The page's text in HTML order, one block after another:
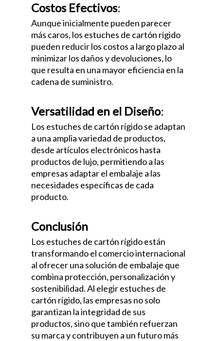
Costos Efectivos:
Aunque inicialmente pueden parecer
más caros, los estuches de cartón rígido
pueden reducir los costos a largo plazo al
minimizar los daños y devoluciones, lo
que resulta en una mayor eficiencia en la
cadena de suministro.
Versatilidad en el Diseño:
Los estuches de cartón rígido se adaptan
a una amplia variedad de productos,
desde artículos electrónicos hasta
productos de lujo, permitiendo a las
empresas adaptar el embalaje a las
necesidades específicas de cada
producto.
Conclusión
Los estuches de cartón rígido están
transformando el comercio internacional
al ofrecer una solución de embalaje que
combina protección, personalización y
sostenibilidad. Al elegir estuches de
cartón rígido, las empresas no solo
garantizan la integridad de sus
productos, sino que también refuerzan
su marca y contribuyen a un futuro más